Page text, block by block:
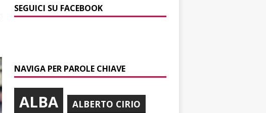
SEGUICI SU FACEBOOK
NAVIGA PER PAROLE CHIAVE
ALBA ALBERTO CIRIO